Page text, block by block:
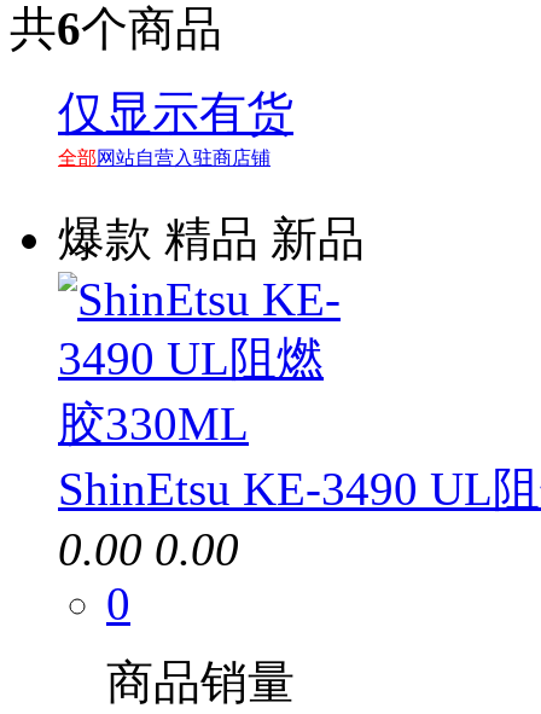
共6个商品
仅显示有货
全部网站自营入驻商店铺
爆款 精品 新品
ShinEtsu KE-3490 UL
0.00 0.00
0
商品销量